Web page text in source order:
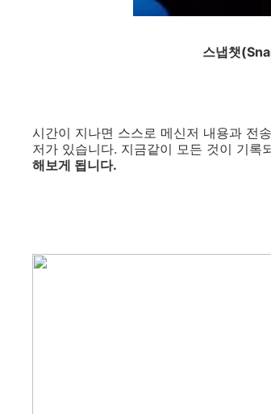
스냅챗
시간이 지나면 스스로 메신저 내용과 전
저가 있습니다. 지금같이 모든 것이 기록
해보게 됩니다.